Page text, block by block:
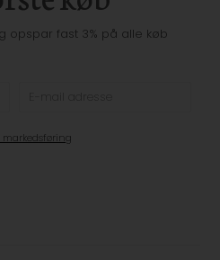
opspar fast 3% på alle køb